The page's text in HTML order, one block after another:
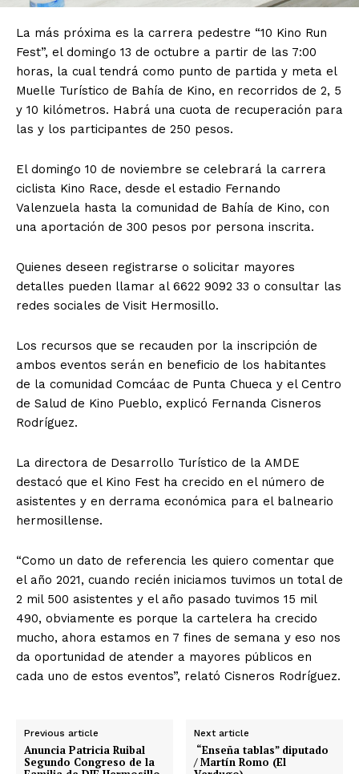
La más próxima es la carrera pedestre “10 Kino Run
Fest”, el domingo 13 de octubre a partir de las 7:00
horas, la cual tendrá como punto de partida y meta el
Muelle Turístico de Bahía de Kino, en recorridos de 2, 5
y 10 kilómetros. Habrá una cuota de recuperación para
las y los participantes de 250 pesos.
El domingo 10 de noviembre se celebrará la carrera
ciclista Kino Race, desde el estadio Fernando
Valenzuela hasta la comunidad de Bahía de Kino, con
una aportación de 300 pesos por persona inscrita.
Quienes deseen registrarse o solicitar mayores
detalles pueden llamar al 6622 9092 33 o consultar las
redes sociales de Visit Hermosillo.
Los recursos que se recauden por la inscripción de
ambos eventos serán en beneficio de los habitantes
de la comunidad Comcáac de Punta Chueca y el Centro
de Salud de Kino Pueblo, explicó Fernanda Cisneros
Rodríguez.
La directora de Desarrollo Turístico de la AMDE
destacó que el Kino Fest ha crecido en el número de
asistentes y en derrama económica para el balneario
hermosillense.
“Como un dato de referencia les quiero comentar que
el año 2021, cuando recién iniciamos tuvimos un total de
2 mil 500 asistentes y el año pasado tuvimos 15 mil
490, obviamente es porque la cartelera ha crecido
mucho, ahora estamos en 7 fines de semana y eso nos
da oportunidad de atender a mayores públicos en
cada uno de estos eventos”, relató Cisneros Rodríguez.
Previous article
Anuncia Patricia Ruibal
Segundo Congreso de la
Next article
“Enseña tablas” diputado
/ Martín Romo (El